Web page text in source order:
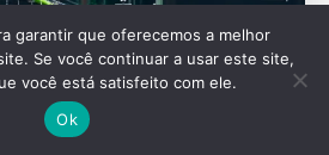
garantir que oferecemos a melhor
Se você continuar a usar este site,
você está satisfeito com ele.
Ok